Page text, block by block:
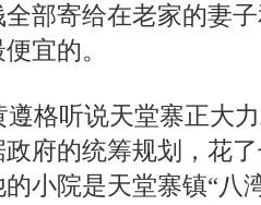
部寄给在老家的妻
宜的。
遵格听说天堂寨正大
府的统筹规划，花
小院是天堂寨镇“八